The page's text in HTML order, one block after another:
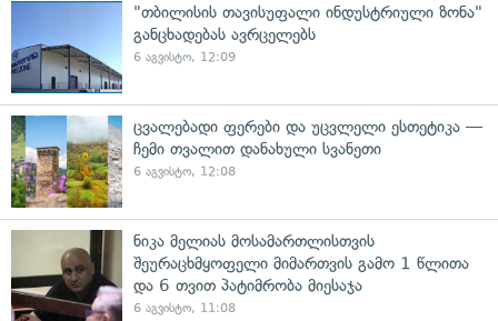
"თბილისის თავისუფალი ინდუსტრიული ზონა"
განცხადებას ავრცელებს
6 აგვისტო, 12:09
ცვალებადი ფერები და უცვლელი ესთეტიკა —
ჩემი თვალით დანახული სვანეთი
6 აგვისტო, 12:08
ნიკა მელიას მოსამართლისთვის
შეურაცხმყოფელი მიმართვის გამო 1 წლითა
და 6 თვით პატიმრობა მიესაჯა
6 აგვისტო, 11:08